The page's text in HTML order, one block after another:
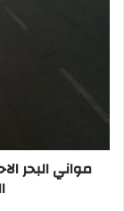
للقضاء
الضنك
مواني البحر